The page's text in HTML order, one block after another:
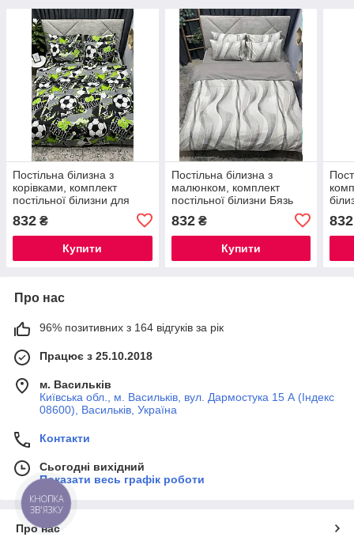
Постільна білизна з
корівками, комплект
постільної білизни для
дитини / підлітка Бязь Gold
Lux 100% Opendoors
832 ₴
Купити
Постільна білизна з
малюнком, комплект
постільної білизни Бязь
Gold Lux 100% Opendoors
832₴
Купити
832
Про нас
96% позитивних з 164 відгуків за рік
Працює з 25.10.2018
м. Васильків
Київська обл., м. Васильків, вул. Дармостука 15 А (Індекс
08600), Васильків, Україна
Контакти
Сьогодні вихідний
Показати весь графік роботи
Про нас
КНОПКА
ЗВ'ЯЗКУ